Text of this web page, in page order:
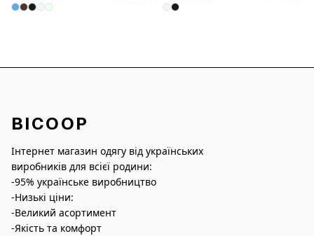
BICOOP
Інтернет магазин одягу від українських
виробників для всієї родини:
-95% українське виробництво
-Низькі ціни:
-Великий асортимент
-Якість та комфорт